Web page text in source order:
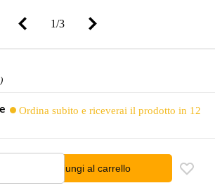
1/3
Ordina subito e riceverai il prodotto in 12
Aggiungi al carrello